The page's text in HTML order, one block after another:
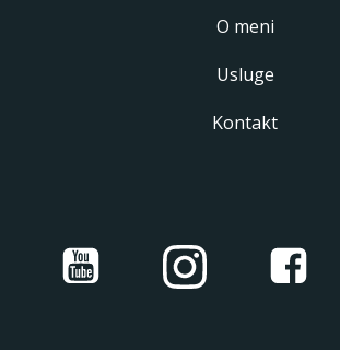
O meni
Usluge
Kontakt